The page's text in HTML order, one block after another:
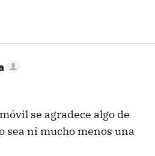
se agradece algo de
sea ni mucho menos una